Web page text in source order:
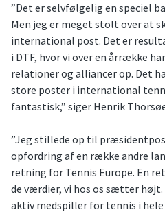
”Det er selvfølgelig en speciel
Men jeg er meget stolt over at
international post. Det er
i DTF, hvor vi over en årrække
relationer og alliancer op. Det
store poster i international
fantastisk,” siger Henrik
”Jeg stillede op til
opfordring af en række andre
retning for Tennis Europe. En
de værdier, vi hos os sætter højt.
aktiv medspiller for tennis i hele